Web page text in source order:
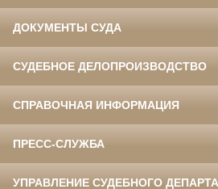
ДОКУМЕНТЫ СУДА
СУДЕБНОЕ ДЕЛОПРОИЗВОДСТВО
СПРАВОЧНАЯ ИНФОРМАЦИЯ
ПРЕСС-СЛУЖБА
УПРАВЛЕНИЕ СУДЕБНОГО